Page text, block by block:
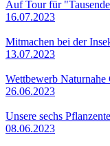
Auf Tour für
16.07.2023
Mitmachen bei der
13.07.2023
Wettbewerb
26.06.2023
Unsere sechs
08.06.2023